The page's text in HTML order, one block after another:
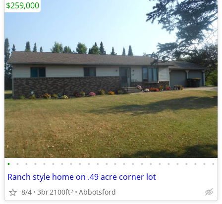
• • • • • • • • • • • • • • • • • • • • • • • •
Ranch style home on .49 acre corner lot
8/4 3br2100ft2 Abbotsford
$259,000